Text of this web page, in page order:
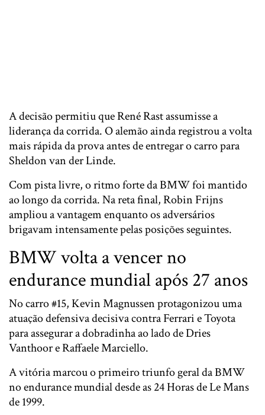
A decisão permitiu queRené Rastassumisse a
liderança da corrida. O alemão ainda registrou a volta
mais rápida da prova antes de entregar o carro para
Sheldon van der Linde.
Com pista livre, o ritmo forte da BMW foi mantido
ao longo da corrida. Na reta final,Robin Frijns
ampliou a vantagem enquanto os adversários
brigavam intensamente pelas posições seguintes.
BMW volta a vencer no
endurance mundial após 27 anos
No carro #15,Kevin Magnussenprotagonizou uma
atuação defensiva decisiva contra Ferrari e Toyota
para assegurar a dobradinha ao lado deDries
VanthooreRaffaele Marciello.
A vitória marcou o primeiro triunfo geral da BMW
no endurance mundial desde as 24 Horas de Le Mans
de 1999.